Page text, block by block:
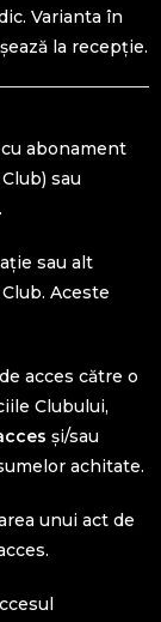
Varianta în
la recepție.
abonament
sau
sau alt
Aceste
acces către o
Clubului,
și/sau
achitate.
unui act de